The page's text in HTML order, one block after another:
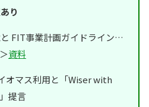
り
FIT事業計画ガイドライン…
資料
オマス利用と「Wiser with
提言